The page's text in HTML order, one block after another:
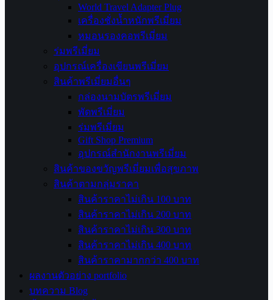
World Travel Adapter Plug
เครื่องชั่งน้ำหนักพรีเมี่ยม
หมอนรองคอพรีเมี่ยม
ร่มพรีเมี่ยม
อุปกรณ์เครื่องเขียนพรีเมี่ยม
สินค้าพรีเมี่ยมอื่นๆ
กล่องนามบัตรพรีเมี่ยม
พัดพรีเมี่ยม
ร่มพรีเมี่ยม
Gift Shop Premium
อุปกรณ์สำนักงานพรีเมี่ยม
สินค้าของขวัญพรีเมี่ยมเพื่อสุขภาพ
สินค้าตามกลุ่มราคา
สินค้าราคาไม่เกิน 100 บาท
สินค้าราคาไม่เกิน 200 บาท
สินค้าราคาไม่เกิน 300 บาท
สินค้าราคาไม่เกิน 400 บาท
สินค้าราคามากกว่า 400 บาท
ผลงานตัวอย่าง portfolio
บทความ Blog